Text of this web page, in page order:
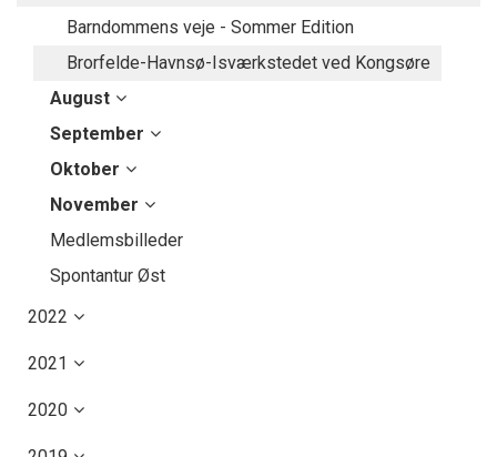
Barndommens veje - Sommer Edition
Brorfelde-Havnsø-Isværkstedet ved Kongsøre
August
September
Oktober
November
Medlemsbilleder
Spontantur Øst
2022
2021
2020